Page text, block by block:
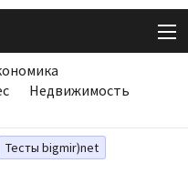
Недвижимость
Тесты bigmir)net